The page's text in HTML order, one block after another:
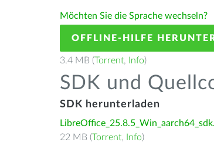
Möchten Sie die Sprache wechseln?
OFFLINE-HILFE
3.4 MB (Torrent, Info)
SDK und
SDK herunterladen
22 MB (Torrent, Info)